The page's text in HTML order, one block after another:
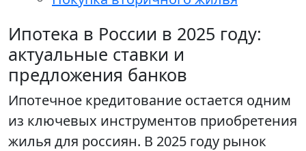
Ипотека в России в 2025 году:
актуальные ставки и
предложения банков
Ипотечное кредитование остается одним
из ключевых инструментов приобретения
жилья для россиян. В 2025 году рынок